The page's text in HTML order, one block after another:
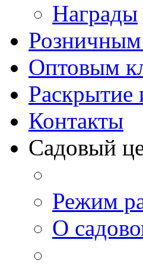
Награды
Оптовым
Контакты
Садовый
Режим
О